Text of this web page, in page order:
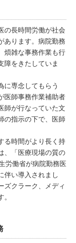
に関する取組事項
表
て
の長時間労働が社会
あります。病院勤務
煩雑な事務作業も行
障をきたしていま
に専念してもらう
医師事務作業補助者
師が行なっていた文
の指示の下で、医師
る時間がより長く持
、「医療現場の質の
労働省が病院勤務医
伴い導入されまし
ズクラーク、メディ